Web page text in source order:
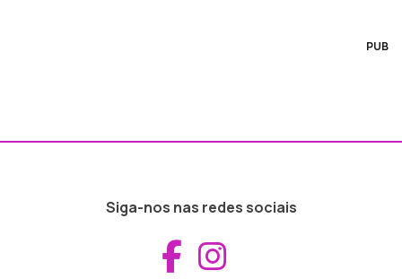
PUB
Siga-nos nas redes sociais
Aceder ao